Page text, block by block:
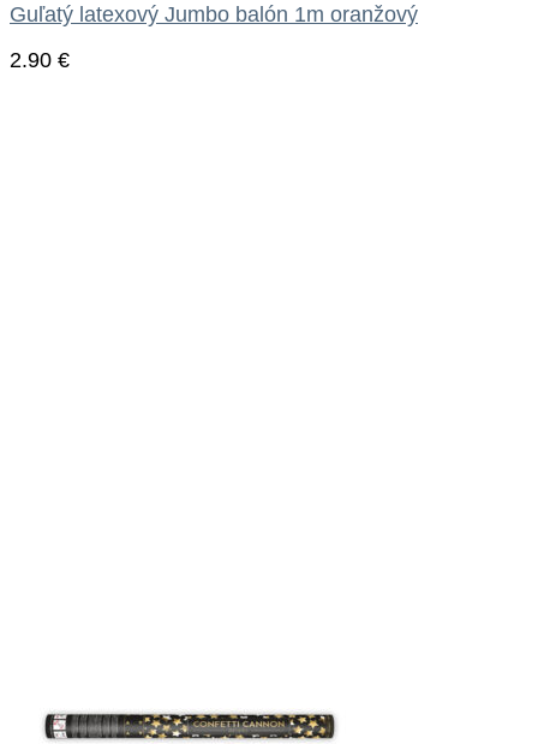
Guľatý latexový Jumbo balón 1m oranžový
2.90 €